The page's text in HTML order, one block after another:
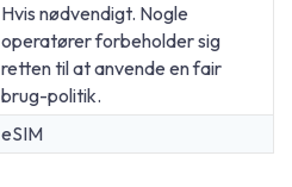
Hvis nødvendigt. Nogle
operatører forbeholder sig
retten til at anvende en fair
brug-politik.
eSIM